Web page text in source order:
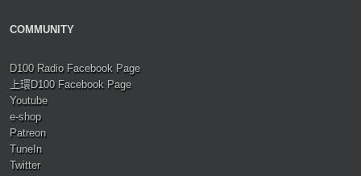
COMMUNITY
D100 Radio Facebook Page
上環D100 Facebook Page
Youtube
e-shop
Patreon
TuneIn
Twitter